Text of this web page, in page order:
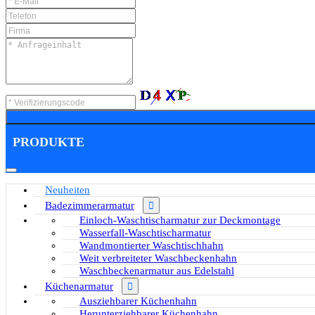
PRODUKTE
Neuheiten
Badezimmerarmatur
Einloch-Waschtischarmatur zur Deckmontage
Wasserfall-Waschtischarmatur
Wandmontierter Waschtischhahn
Weit verbreiteter Waschbeckenhahn
Waschbeckenarmatur aus Edelstahl
Küchenarmatur
Ausziehbarer Küchenhahn